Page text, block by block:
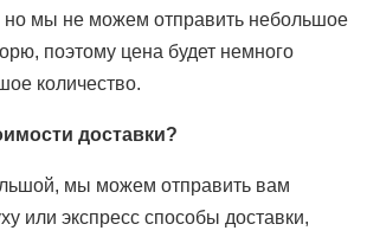
но мы не можем отправить небольшое
поэтому цена будет немного
количество.
доставки?
мы можем отправить вам
или экспресс способы доставки,